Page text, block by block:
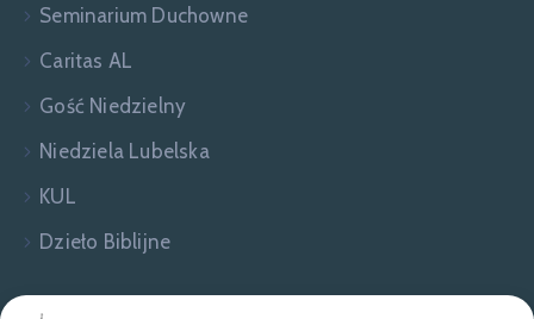
Seminarium Duchowne
Caritas AL
Gość Niedzielny
Niedziela Lubelska
KUL
Dzieło Biblijne